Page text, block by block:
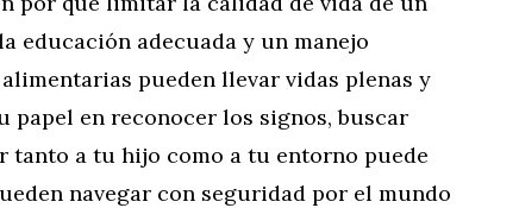
educación adecuada y un manejo
pueden llevar vidas plenas y
papel en reconocer los signos, buscar
a tu hijo como a tu entorno puede
navegar con seguridad por el mundo